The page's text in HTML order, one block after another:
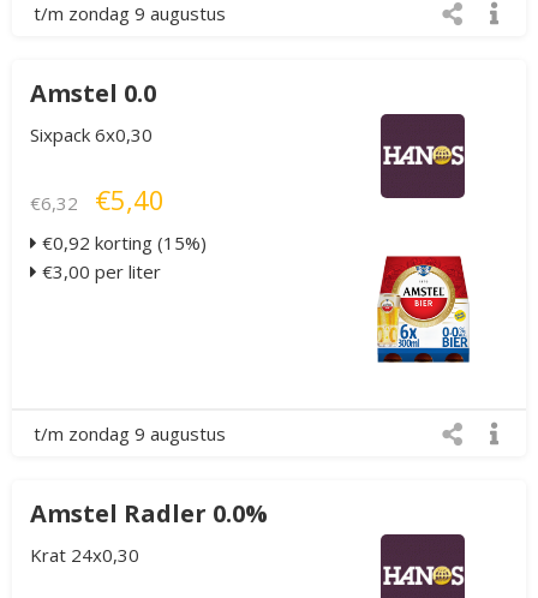
t/m zondag 9 augustus
Amstel 0.0
Sixpack 6x0,30
€6,32 €5,40
€0,92 korting (15%)
€3,00 per liter
t/m zondag 9 augustus
Amstel Radler 0.0%
Krat 24x0,30